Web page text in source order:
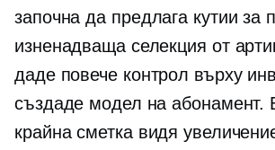
започна да предлага кутии за
изненадваща селекция от
даде повече контрол върху
създаде модел на абонамент.
крайна сметка видя